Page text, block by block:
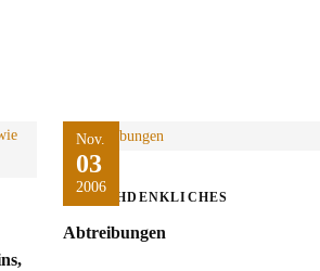
Nov.
03
2006
NACHDENKLICHES
Abtreibungen